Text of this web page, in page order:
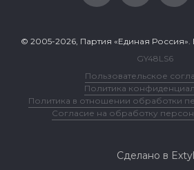
© 2005-2026, Партия «Единая
GY48LS6
Пользовательское
Политика
Политика в отношении обработки
Согласие на обработку
Сделано в Extyl